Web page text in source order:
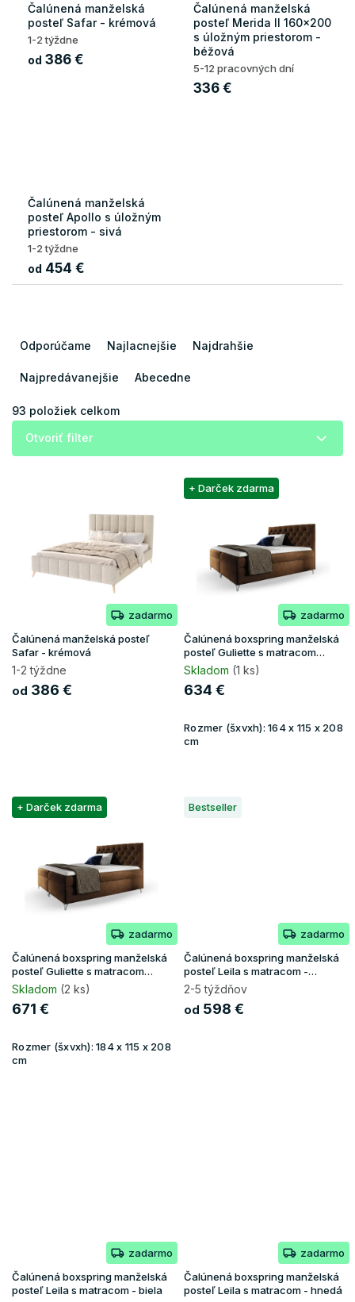
Čalúnená manželská
posteľ Safar - krémová
1-2 týždne
od 386 €
Čalúnená manželská
posteľ Merida II 160x200
s úložným priestorom -
béžová
5-12 pracovných dní
336 €
Čalúnená manželská
posteľ Apollo s úložným
priestorom - sivá
1-2 týždne
od 454 €
i
Odporúčame Najlacnejšie Najdrahšie
Najpredávanejšie Abecedne
93 položiek celkom
Otvoriť filter
u
k
t
o
zadarmo
Čalúnená manželská posteľ
Safar - krémová
1-2 týždne
od 386 €
+ Darček zdarma
zadarmo
Čalúnená boxspring manželská
posteľ Guliette s matracom
160x200 - hnedá
Skladom (1 ks)
634 €
Rozmer (šxvxh): 164 x 115 x 208
cm
+ Darček zdarma
zadarmo
Čalúnená boxspring manželská
posteľ Guliette s matracom
180x200 - hnedá
Skladom (2 ks)
671 €
Rozmer (šxvxh): 184 x 115 x 208
cm
Bestseller
zadarmo
Čalúnená boxspring manželská
posteľ Leila s matracom -
béžová
2-5 týždňov
od 598 €
zadarmo
Čalúnená boxspring manželská
posteľ Leila s matracom - biela
zadarmo
Čalúnená boxspring manželská
posteľ Leila s matracom - hnedá